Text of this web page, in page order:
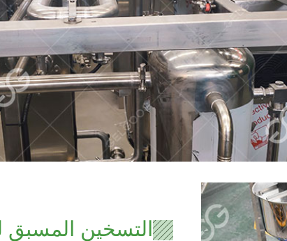
التسخين